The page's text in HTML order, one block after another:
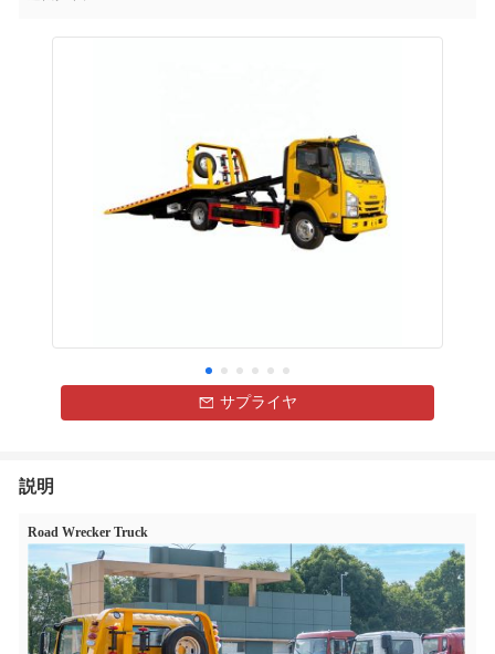
サプライヤ
説明
Road Wrecker Truck